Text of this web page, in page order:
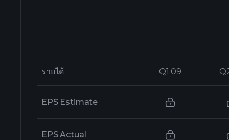
รายได้ Q1 09
รายได้ Q1 09
EPS Estimate
EPS Actual